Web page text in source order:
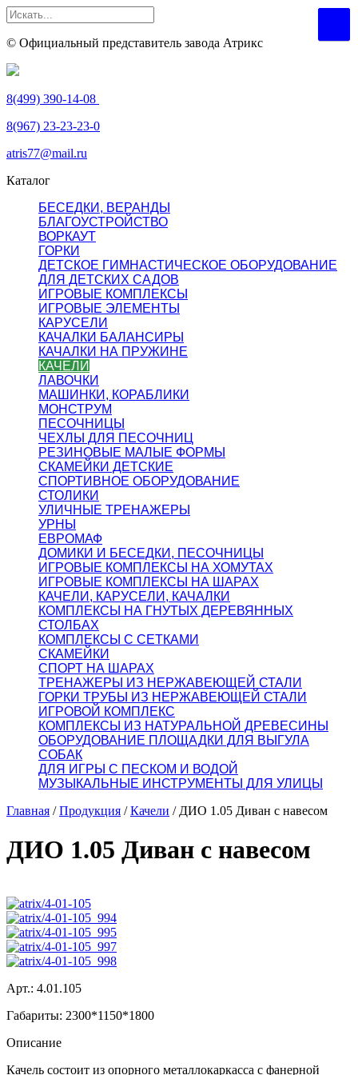
© Официальный представитель завода Атрикс
8(499) 390-14-08
8(967) 23-23-23-0
atris77@mail.ru
Каталог
БЕСЕДКИ, ВЕРАНДЫ
БЛАГОУСТРОЙСТВО
ВОРКАУТ
ГОРКИ
ДЕТСКОЕ ГИМНАСТИЧЕСКОЕ ОБОРУДОВАНИЕ
ДЛЯ ДЕТСКИХ САДОВ
ИГРОВЫЕ КОМПЛЕКСЫ
ИГРОВЫЕ ЭЛЕМЕНТЫ
КАРУСЕЛИ
КАЧАЛКИ БАЛАНСИРЫ
КАЧАЛКИ НА ПРУЖИНЕ
КАЧЕЛИ
ЛАВОЧКИ
МАШИНКИ, КОРАБЛИКИ
МОНСТРУМ
ПЕСОЧНИЦЫ
ЧЕХЛЫ ДЛЯ ПЕСОЧНИЦ
РЕЗИНОВЫЕ МАЛЫЕ ФОРМЫ
СКАМЕЙКИ ДЕТСКИЕ
СПОРТИВНОЕ ОБОРУДОВАНИЕ
СТОЛИКИ
УЛИЧНЫЕ ТРЕНАЖЕРЫ
УРНЫ
ЕВРОМАФ
ДОМИКИ И БЕСЕДКИ, ПЕСОЧНИЦЫ
ИГРОВЫЕ КОМПЛЕКСЫ НА ХОМУТАХ
ИГРОВЫЕ КОМПЛЕКСЫ НА ШАРАХ
КАЧЕЛИ, КАРУСЕЛИ, КАЧАЛКИ
КОМПЛЕКСЫ НА ГНУТЫХ ДЕРЕВЯННЫХ
СТОЛБАХ
КОМПЛЕКСЫ С СЕТКАМИ
СКАМЕЙКИ
СПОРТ НА ШАРАХ
ТРЕНАЖЕРЫ ИЗ НЕРЖАВЕЮЩЕЙ СТАЛИ
ГОРКИ ТРУБЫ ИЗ НЕРЖАВЕЮЩЕЙ СТАЛИ
ИГРОВОЙ КОМПЛЕКС
КОМПЛЕКСЫ ИЗ НАТУРАЛЬНОЙ ДРЕВЕСИНЫ
ОБОРУДОВАНИЕ ПЛОЩАДКИ ДЛЯ ВЫГУЛА
СОБАК
ДЛЯ ИГРЫ С ПЕСКОМ И ВОДОЙ
МУЗЫКАЛЬНЫЕ ИНСТРУМЕНТЫ ДЛЯ УЛИЦЫ
Главная /Продукция /Качели / ДИО 1.05 Диван с навесом
ДИО 1.05 Диван с навесом
Арт.: 4.01.105
Габариты: 2300*1150*1800
Описание
Качель состоит из опорного металлокаркасса с фанерной